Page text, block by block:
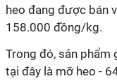
heo đang được bán
158.000 đồng/kg.
Trong đó, sản
tại đây là mỡ heo -